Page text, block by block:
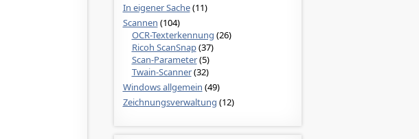
In eigener Sache(11)
Scannen (104)
OCR-Texterkennung (26)
Ricoh ScanSnap(37)
Scan-Parameter(5)
Twain-Scanner(32)
Windows allgemein (49)
Zeichnungsverwaltung (12)